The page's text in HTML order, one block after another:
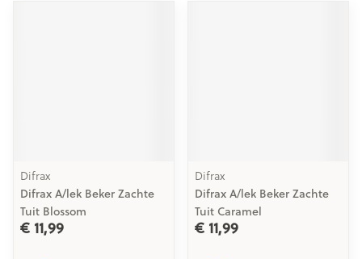
Difrax
Difrax A/lek Beker Zachte
Tuit Blossom
€ 11,99
Difrax
Difrax A/lek Beker Zachte
Tuit Caramel
€ 11,99